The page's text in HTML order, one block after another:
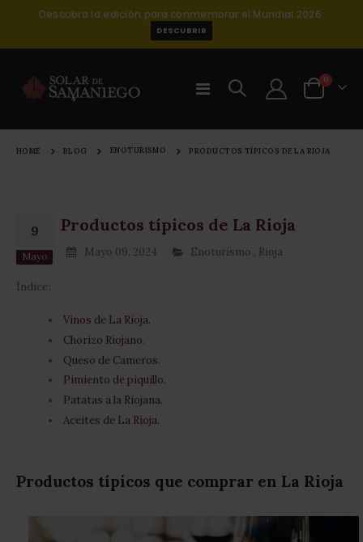
Descubra la edición para conmemorar el Mundial 2026:
DESCUBRIR
Toggle
Cart
0items
HOME BLOG ENOTURISMO PRODUCTOS TÍPICOS DE LA RIOJA
9
Mayo
Productos típicos de La Rioja
Mayo 09, 2024 Enoturismo , Rioja
Índice:
Vinos de La Rioja.
Chorizo Riojano.
Queso de Cameros.
Pimiento de piquillo.
Patatas a la Riojana.
Aceites de La Rioja.
Productos típicos que comprar en La Rioja